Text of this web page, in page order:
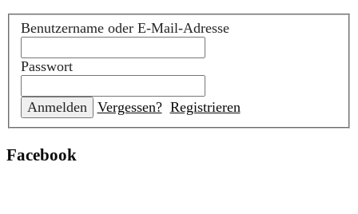
Benutzername oder E-Mail-Adresse
Passwort
Vergessen? Registrieren
Facebook